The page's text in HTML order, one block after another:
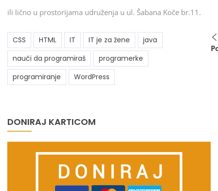
ili lično u prostorijama udruženja u ul. Šabana Koče br.11.
CSS HTML IT IT je za žene
java
nauči da programiraš
programerke
programiranje
WordPress
DONIRAJ KARTICOM